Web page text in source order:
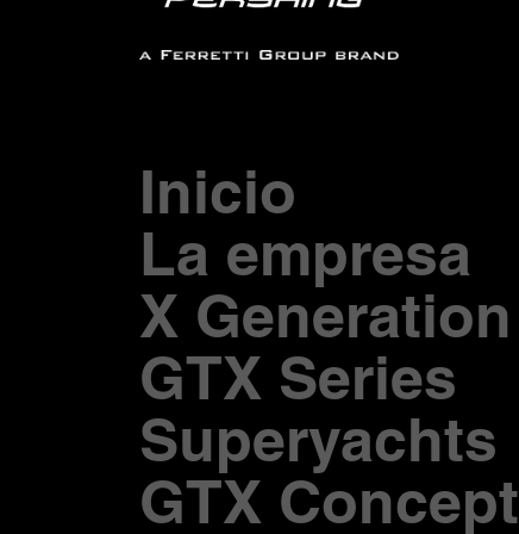
Inicio
La empresa
X Generation
GTX Series
Superyachts
GTX Concept